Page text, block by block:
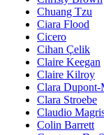
Chuang Tzu
Ciara Flood
Cicero
Cihan Çelik
Claire Keegan
Claire Kilroy
Clara Dupont-
Clara Stroebe
Claudio
Colin Barrett